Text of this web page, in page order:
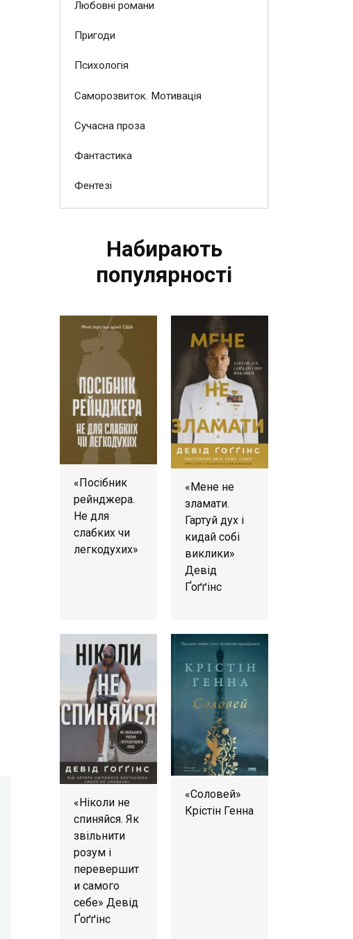
Любовні романи
Пригоди
Психологія
Саморозвиток. Мотивація
Сучасна проза
Фантастика
Фентезі
Набирають
популярності
«Посібник
рейнджера.
Не для
слабких чи
легкодухих»
«Мене не
зламати.
Гартуй дух і
кидай собі
виклики»
Девід
Ґоґґінс
«Ніколи не
спиняйся. Як
звільнити
розум і
перевершит
и самого
себе» Девід
Ґоґґінс
«Соловей»
Крістін Генна